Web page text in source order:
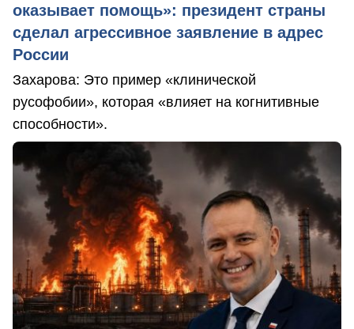
оказывает помощь»: президент страны
сделал агрессивное заявление в адрес
России
Захарова: Это пример «клинической
русофобии», которая «влияет на когнитивные
способности».